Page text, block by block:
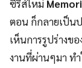
ซีรีส์ใหม่
ตอน ก็กลายเป็น
เห็นการรูปร่างข
งานที่ผ่านๆมา ท